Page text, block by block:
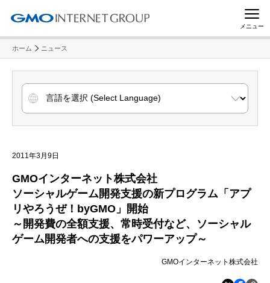
メニュー
ホーム ニュース
2011年3月9日
GMOインターネット株式会社
ソーシャルゲーム開発支援の新プログラム「アプ
リやろうぜ！byGMO」開始
～開発費の全額支援、常時受付など、ソーシャル
ゲーム開発者への支援をパワーアップ～
GMOインターネット株式会社